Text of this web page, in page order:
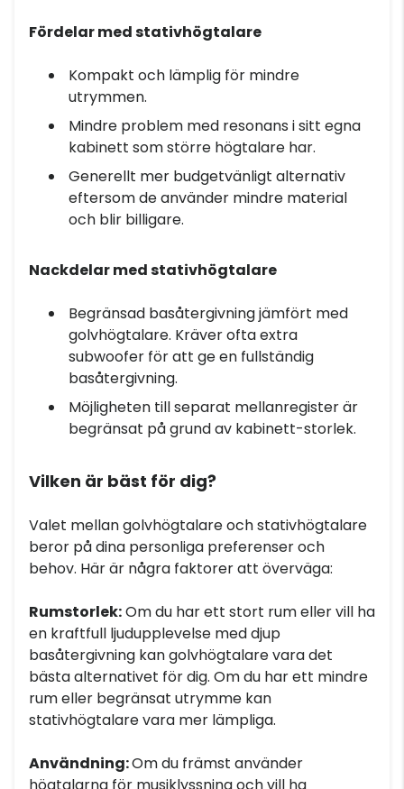
Fördelar med stativhögtalare
Kompakt och lämplig för mindre
utrymmen.
Mindre problem med resonans i sitt egna
kabinett som större högtalare har.
Generellt mer budgetvänligt alternativ
eftersom de använder mindre material
och blir billigare.
Nackdelar med stativhögtalare
Begränsad basåtergivning jämfört med
golvhögtalare. Kräver ofta extra
subwoofer för att ge en fullständig
basåtergivning.
Möjligheten till separat mellanregister är
begränsat på grund av kabinett-storlek.
Vilken är bäst för dig?
Valet mellan golvhögtalare och stativhögtalare
beror på dina personliga preferenser och
behov. Här är några faktorer att överväga:
Rumstorlek:Om du har ett stort rum eller vill ha
en kraftfull ljudupplevelse med djup
basåtergivning kan golvhögtalare vara det
bästa alternativet för dig. Om du har ett mindre
rum eller begränsat utrymme kan
stativhögtalare vara mer lämpliga.
Användning:Om du främst använder